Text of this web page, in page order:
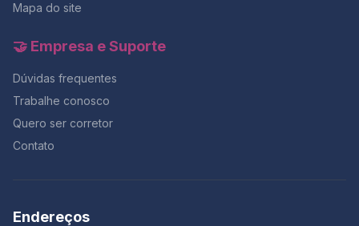
Mapa do site
🤝 Empresa e Suporte
Dúvidas frequentes
Trabalhe conosco
Quero ser corretor
Contato
Endereços